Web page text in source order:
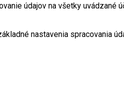
údajov na všetky
nastavenia spracovania